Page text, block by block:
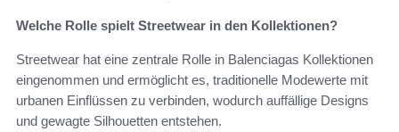
Welche Rolle spielt Streetwear in den Kollektionen?
Streetwear hat eine zentrale Rolle in Balenciagas Kollektionen
eingenommen und ermöglicht es, traditionelle Modewerte mit
urbanen Einflüssen zu verbinden, wodurch auffällige Designs
und gewagte Silhouetten entstehen.